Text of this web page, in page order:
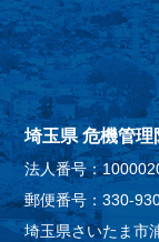
埼玉県 危機管理
法人番号：
郵便番号：330-
埼玉県さいたま市